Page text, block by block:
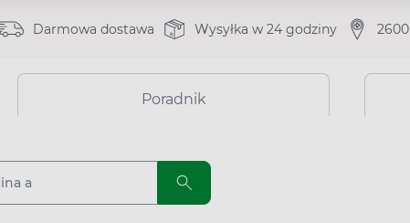
Darmowa dostawa Wysyłka w 24 godziny
Poradnik